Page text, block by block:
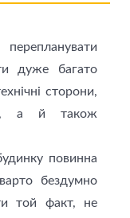
дуже багато
сторони,
а й також
повинна
бездумно
той факт, не